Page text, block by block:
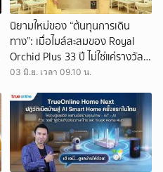
นิยามใหม่ของ “ต้นทุนการเดิน
ทาง”: เมื่อไมล์สะสมของ Royal
Orchid Plus 33 ปี ไม่ใช่แค่รางวัล
แต่คือการบริหาร Asset ของชีวิต
03 มิ.ย. เวลา 09.10 น.